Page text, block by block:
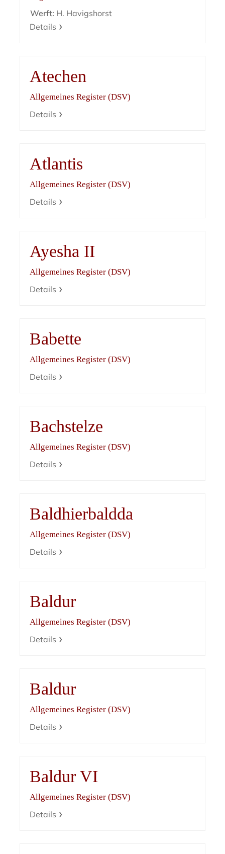
Werft: H. Havigshorst
Details
Atechen
Allgemeines Register (DSV)
Details
Atlantis
Allgemeines Register (DSV)
Details
Ayesha II
Allgemeines Register (DSV)
Details
Babette
Allgemeines Register (DSV)
Details
Bachstelze
Allgemeines Register (DSV)
Details
Baldhierbaldda
Allgemeines Register (DSV)
Details
Baldur
Allgemeines Register (DSV)
Details
Baldur
Allgemeines Register (DSV)
Details
Baldur VI
Allgemeines Register (DSV)
Details